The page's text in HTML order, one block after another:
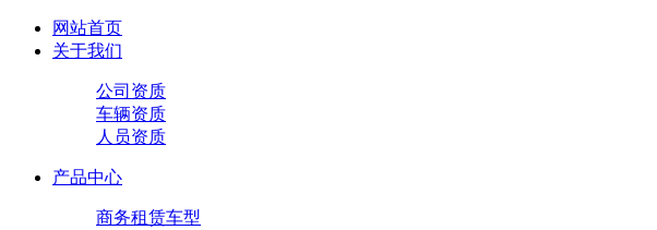
网站首页
关于我们
公司资质
车辆资质
人员资质
产品中心
商务租赁车型